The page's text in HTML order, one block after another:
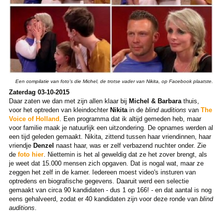
Een compilatie van foto's die Michel, de trotse vader van Nikita, op Facebook plaatste.
Zaterdag 03-10-2015
Daar zaten we dan met zijn allen klaar bij Michel & Barbarathuis,
voor het optreden van kleindochter Nikitain de blind auditions van The
Voice of Holland
. Een programma dat ik altijd gemeden heb, maar
voor familie maak je natuurlijk een uitzondering. De opnames werden al
een tijd geleden gemaakt. Nikita, zittend tussen haar vriendinnen, haar
vriendje Denzel naast haar, was er zelf verbazend nuchter onder. Zie
de foto hier. Niettemin is het al geweldig dat ze het zover brengt, als
je weet dat 15.000 mensen zich opgaven. Dat is nogal wat, maar ze
zeggen het zelf in de kamer. Iedereen moest video's insturen van
optredens en biografische gegevens. Daaruit werd een selectie
gemaakt van circa 90 kandidaten - dus 1 op 166! - en dat aantal is nog
eens gehalveerd, zodat er 40 kandidaten zijn voor deze ronde van blind
auditions